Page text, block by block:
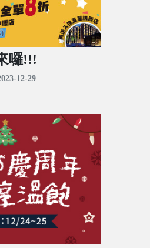
囉!!!
12-29